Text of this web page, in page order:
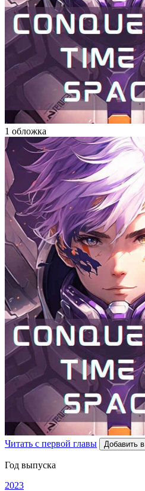
1 обложка
Читать с первой главы Добавить
Год выпуска
2023